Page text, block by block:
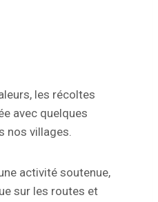
les récoltes
avec quelques
nos villages.
activité soutenue,
sur les routes et